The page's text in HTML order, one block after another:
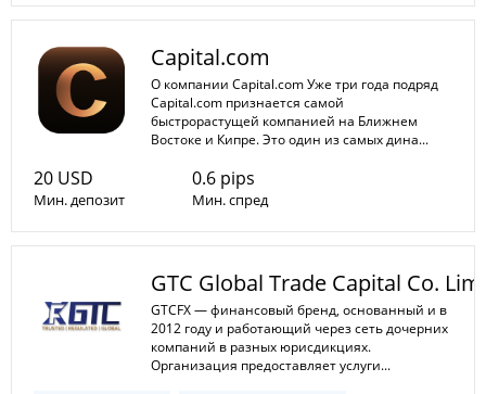
Мин. плечо Макс. плечо
Capital.com
О компании Capital.com Уже три года подряд
Capital.com признается самой
быстрорастущей компанией на Ближнем
Востоке и Кипре. Это один из самых дина...
20 USD
Мин. депозит
0.6 pips
Мин. спред
Макс. плечо
GTC Global Trade Capital Co.
GTCFX — финансовый бренд, основанный и в
2012 году и работающий через сеть дочерних
компаний в разных юрисдикциях.
Организация предоставляет услуги...